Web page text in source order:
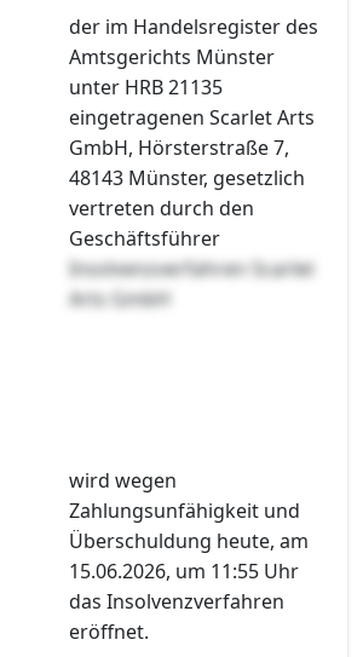
der im Handelsregister des
Amtsgerichts Münster
unter HRB 21135
eingetragenen Scarlet Arts
GmbH, Hörsterstraße 7,
48143 Münster, gesetzlich
vertreten durch den
Geschäftsführer
Insolvenzverfahren Scarlet
Arts GmbH
wird wegen
Zahlungsunfähigkeit und
Überschuldung heute, am
15.06.2026, um 11:55 Uhr
das Insolvenzverfahren
eröffnet.